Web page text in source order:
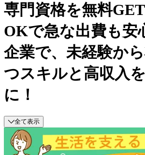
専門資格を無料
OKで急な出費も
企業で、未経験か
つスキルと高収入
に！
全て表示